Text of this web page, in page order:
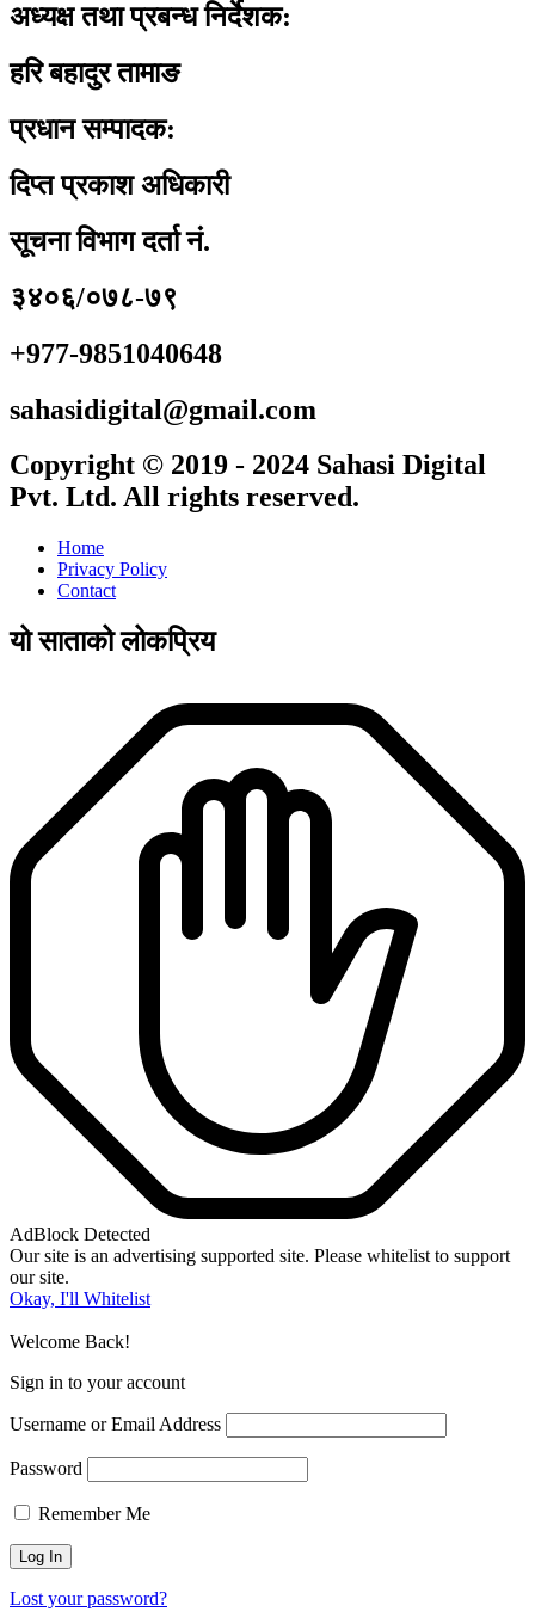
अध्यक्ष तथा प्रबन्ध निर्देशक:
हरि बहादुर तामाङ
प्रधान सम्पादक:
दिप्त प्रकाश अधिकारी
सूचना विभाग दर्ता नं.
३४०६/०७८-७९
+977-9851040648
sahasidigital@gmail.com
Copyright © 2019 - 2024 Sahasi Digital
Pvt. Ltd. All rights reserved.
Home
Privacy Policy
Contact
यो साताको लोकप्रिय
AdBlock Detected
Our site is an advertising supported site. Please whitelist to support
our site.
Okay, I'll Whitelist
Welcome Back!
Sign in to your account
Username or Email Address
Password
Remember Me
Lost your password?